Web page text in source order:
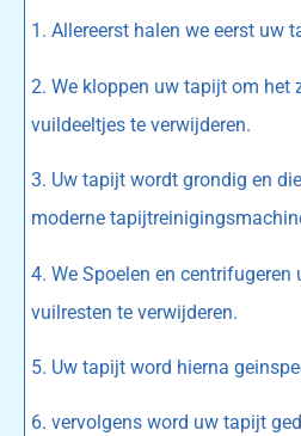
1. Allereerst halen we eerst uw
2. We kloppen uw tapijt om het
vuildeeltjes te verwijderen.
3. Uw tapijt wordt grondig en
moderne
4. We Spoelen en
vuilresten te verwijderen.
5. Uw tapijt word hierna
6. vervolgens word uw tapijt